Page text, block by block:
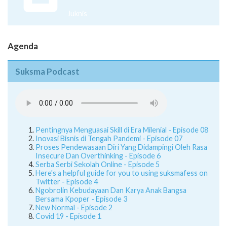
Juknis
Agenda
Suksma Podcast
Pentingnya Menguasai Skill di Era Milenial - Episode 08
Inovasi Bisnis di Tengah Pandemi - Episode 07
Proses Pendewasaan Diri Yang Didampingi Oleh Rasa
Insecure Dan Overthinking - Episode 6
Serba Serbi Sekolah Online - Episode 5
Here's a helpful guide for you to using suksmafess on
Twitter - Episode 4
Ngobrolin Kebudayaan Dan Karya Anak Bangsa
Bersama Kpoper - Episode 3
New Normal - Episode 2
Covid 19 - Episode 1